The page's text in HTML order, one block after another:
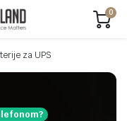
0
za UPS